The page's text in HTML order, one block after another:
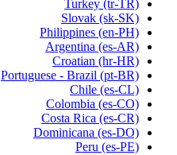
Turkey (tr-TR)
Slovak (sk-SK)
Philippines (en-PH)
Argentina (es-AR)
Croatian (hr-HR)
Portuguese - Brazil (pt-BR)
Chile (es-CL)
Colombia (es-CO)
Costa Rica (es-CR)
Dominicana (es-DO)
Peru (es-PE)